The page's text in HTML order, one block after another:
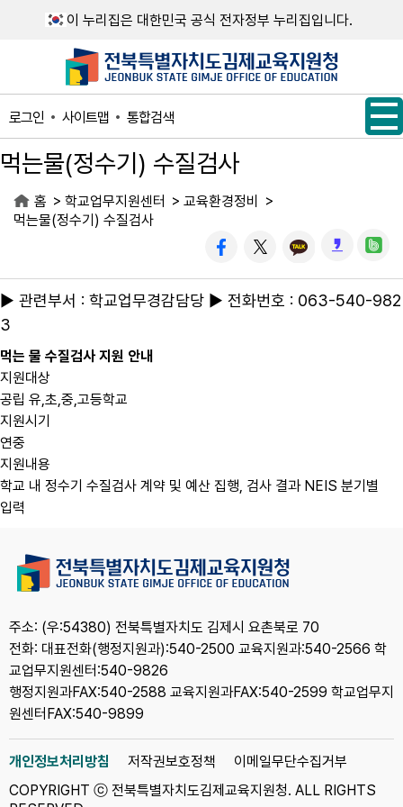
이 누리집은 대한민국 공식 전자정부 누리집입니다.
로그인 사이트맵 통합검색
먹는물(정수기) 수질검사
홈 > 학교업무지원센터 > 교육환경정비
>
먹는물(정수기) 수질검사
▶ 관련부서 : 학교업무경감담당 ▶ 전화번호 : 063-540-982
3
먹는 물 수질검사 지원 안내
지원대상
공립 유,초,중,고등학교
지원시기
연중
지원내용
학교 내 정수기 수질검사 계약 및 예산 집행, 검사 결과 NEIS 분기별
입력
주소: (우:54380) 전북특별자치도 김제시 요촌북로 70
전화: 대표전화(행정지원과):540-2500 교육지원과:540-2566 학
교업무지원센터:540-9826
행정지원과FAX:540-2588 교육지원과FAX:540-2599 학교업무지
원센터FAX:540-9899
개인정보처리방침 저작권보호정책
이메일무단수집거부
COPYRIGHT ⓒ 전북특별자치도김제교육지원청. ALL RIGHTS